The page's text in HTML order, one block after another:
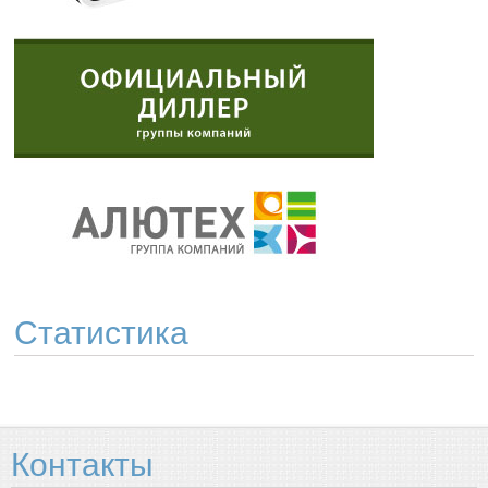
Статистика
Контакты